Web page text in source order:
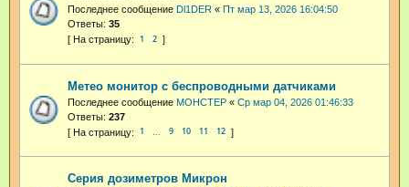
Последнее сообщение Dl1DER « Пт мар 13, 2026 16:04:50
Ответы: 35
1 2
Метео монитор с беспроводными датчиками
Последнее сообщение MOHCTEP « Ср мар 04, 2026 01:46:33
Ответы: 237
1 9 10 11 12
Серия дозиметров Микрон